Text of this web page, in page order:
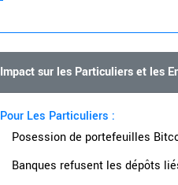
Impact sur les Particuliers et les
Pour Les Particuliers :
Posession de portefeuilles
Banques refusent les dépôts